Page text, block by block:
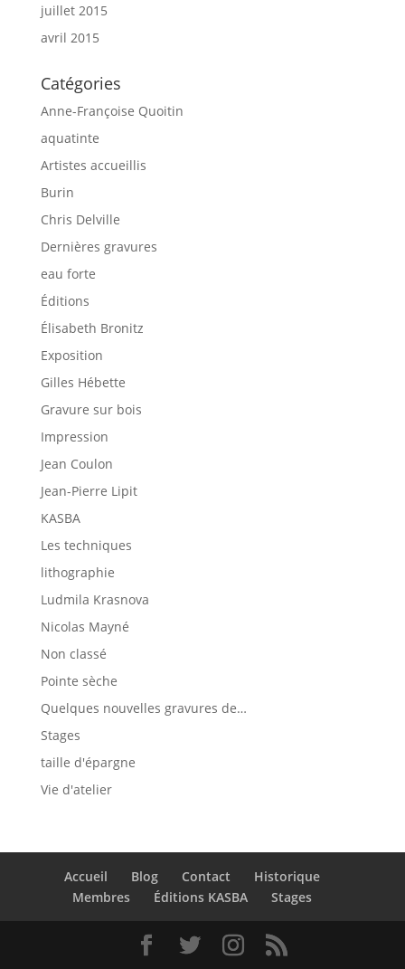
juillet 2015
avril 2015
Catégories
Anne-Françoise Quoitin
aquatinte
Artistes accueillis
Burin
Chris Delville
Dernières gravures
eau forte
Éditions
Élisabeth Bronitz
Exposition
Gilles Hébette
Gravure sur bois
Impression
Jean Coulon
Jean-Pierre Lipit
KASBA
Les techniques
lithographie
Ludmila Krasnova
Nicolas Mayné
Non classé
Pointe sèche
Quelques nouvelles gravures de…
Stages
taille d'épargne
Vie d'atelier
Accueil Blog Contact
Historique
Membres
Éditions KASBA Stages